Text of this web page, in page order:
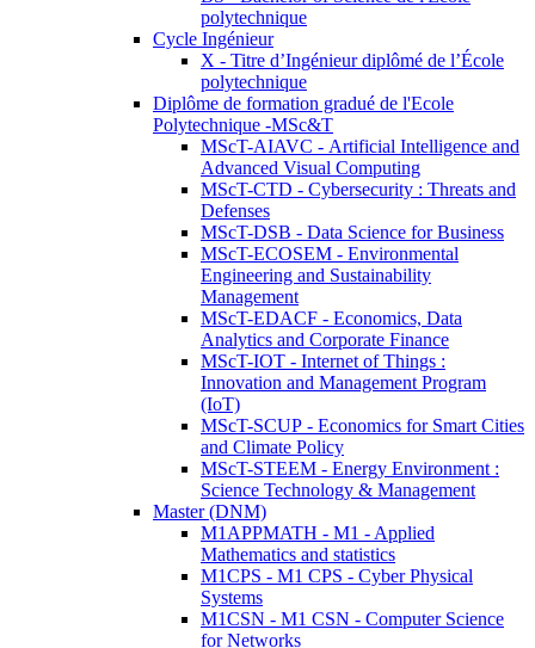
polytechnique
Cycle Ingénieur
X - Titre d’Ingénieur diplômé de l’École
polytechnique
Diplôme de formation gradué de l'Ecole
Polytechnique -MSc&T
MScT-AIAVC - Artificial Intelligence and
Advanced Visual Computing
MScT-CTD - Cybersecurity : Threats and
Defenses
MScT-DSB - Data Science for Business
MScT-ECOSEM - Environmental
Engineering and Sustainability
Management
MScT-EDACF - Economics, Data
Analytics and Corporate Finance
MScT-IOT - Internet of Things :
Innovation and Management Program
(IoT)
MScT-SCUP - Economics for Smart Cities
and Climate Policy
MScT-STEEM - Energy Environment :
Science Technology & Management
Master (DNM)
M1APPMATH - M1 - Applied
Mathematics and statistics
M1CPS - M1 CPS - Cyber Physical
Systems
M1CSN - M1 CSN - Computer Science
for Networks